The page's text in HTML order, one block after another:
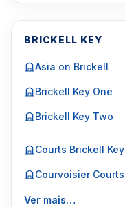
BRICKELL KEY
Asia on Brickell
Brickell Key One
Brickell Key Two
Courts Brickell Key
Courvoisier Courts
Ver mais…